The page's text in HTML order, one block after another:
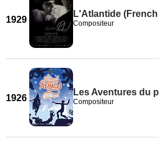
1929
L'Atlantide
Compositeur
1926
Les Aventures du
Compositeur